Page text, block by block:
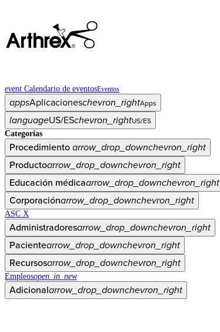
event Calendario de eventosEventos
appsAplicacioneschevron_rightApps
languageUS/ESchevron_rightUS/ES
Categorías
Procedimientoarrow_drop_downchevron_right
Productoarrow_drop_downchevron_right
Educación médicaarrow_drop_downchevron_right
Corporaciónarrow_drop_downchevron_right
ASC X
Administradoresarrow_drop_downchevron_right
Pacientearrow_drop_downchevron_right
Recursosarrow_drop_downchevron_right
Empleosopen_in_new
Adicionalarrow_drop_downchevron_right